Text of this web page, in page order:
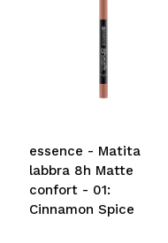
Consiglieresti
essence - Matita
labbra 8h Matte
confort - 01:
Cinnamon Spice